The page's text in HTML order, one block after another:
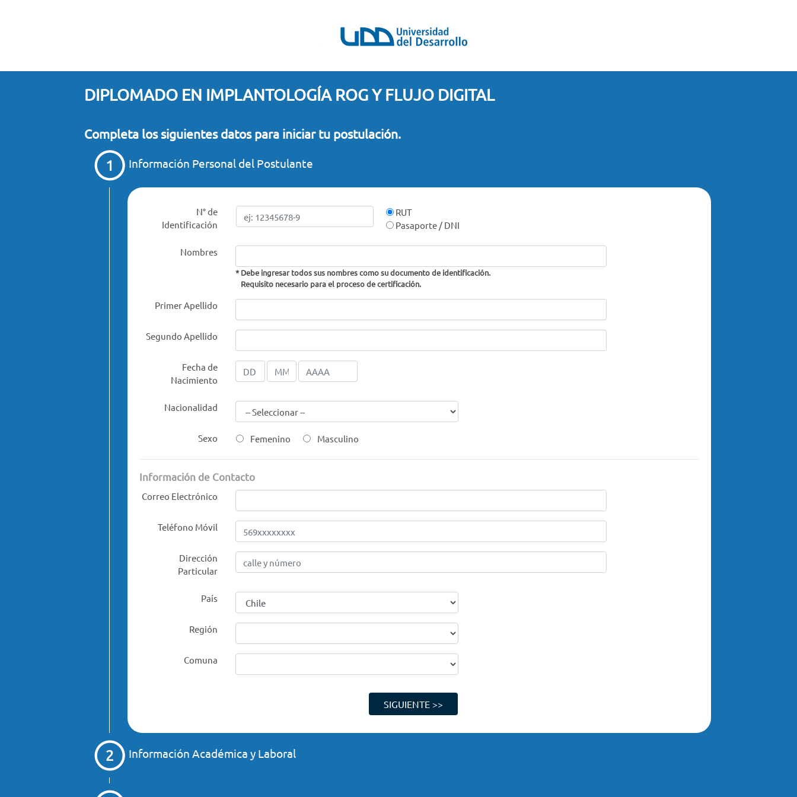
DIPLOMADO EN IMPLANTOLOGÍA ROG Y FLUJO DIGITAL
Completa los siguientes datos para iniciar tu postulación.
Información Personal del Postulante
N° de
Identificación
RUT
Pasaporte / DNI
Nombres
* Debe ingresar todos sus nombres como su documento de identificación.
Requisito necesario para el proceso de certificación.
Primer Apellido
Segundo Apellido
Fecha de
Nacimiento
Nacionalidad
Sexo Femenino Masculino
Información de Contacto
Correo Electrónico
Teléfono Móvil
Dirección
Particular
País
Región
Comuna
SIGUIENTE >>
Información Académica y Laboral